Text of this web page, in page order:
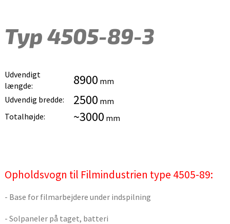
Typ 4505-89-3
Udvendigt
længde:
8900 mm
Udvendig bredde:
2500 mm
Totalhøjde:
~3000 mm
Opholdsvogn til Filmindustrien type 4505-89:
- Base for filmarbejdere under indspilning
- Solpaneler på taget, batteri